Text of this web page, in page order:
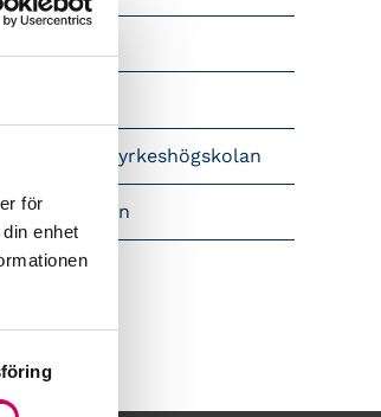
för
enhet
för yrkeshögskolan